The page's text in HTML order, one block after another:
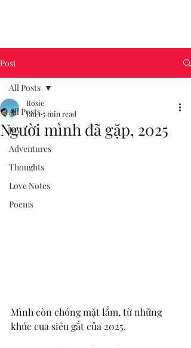
Post
All Posts
Joy
Adventures
Thoughts
Love Notes
Poems
All Posts
Người mình đã gặp, 2025
Rosie
Jan 15 min read
Mình còn chóng mặt lắm, từ những
khúc cua siêu gắt của 2025.